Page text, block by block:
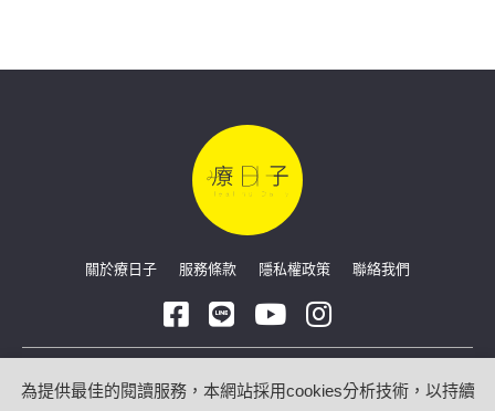
關於療日子 服務條款 隱私權政策 聯絡我們
Copyright © 2026 療日子 HealingDaily
為提供最佳的閱讀服務，本網站採用cookies分析技術，以持續